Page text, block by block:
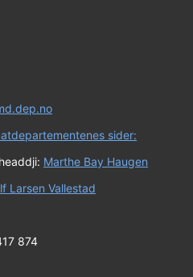
sider:
Marthe Bay Haugen
Larsen Vallestad
874